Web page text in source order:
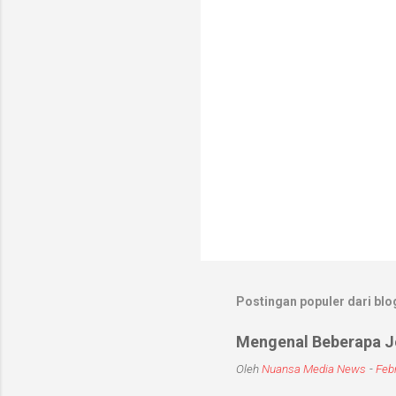
Postingan populer dari
Mengenal Beberapa
OlehNuansa Media News -